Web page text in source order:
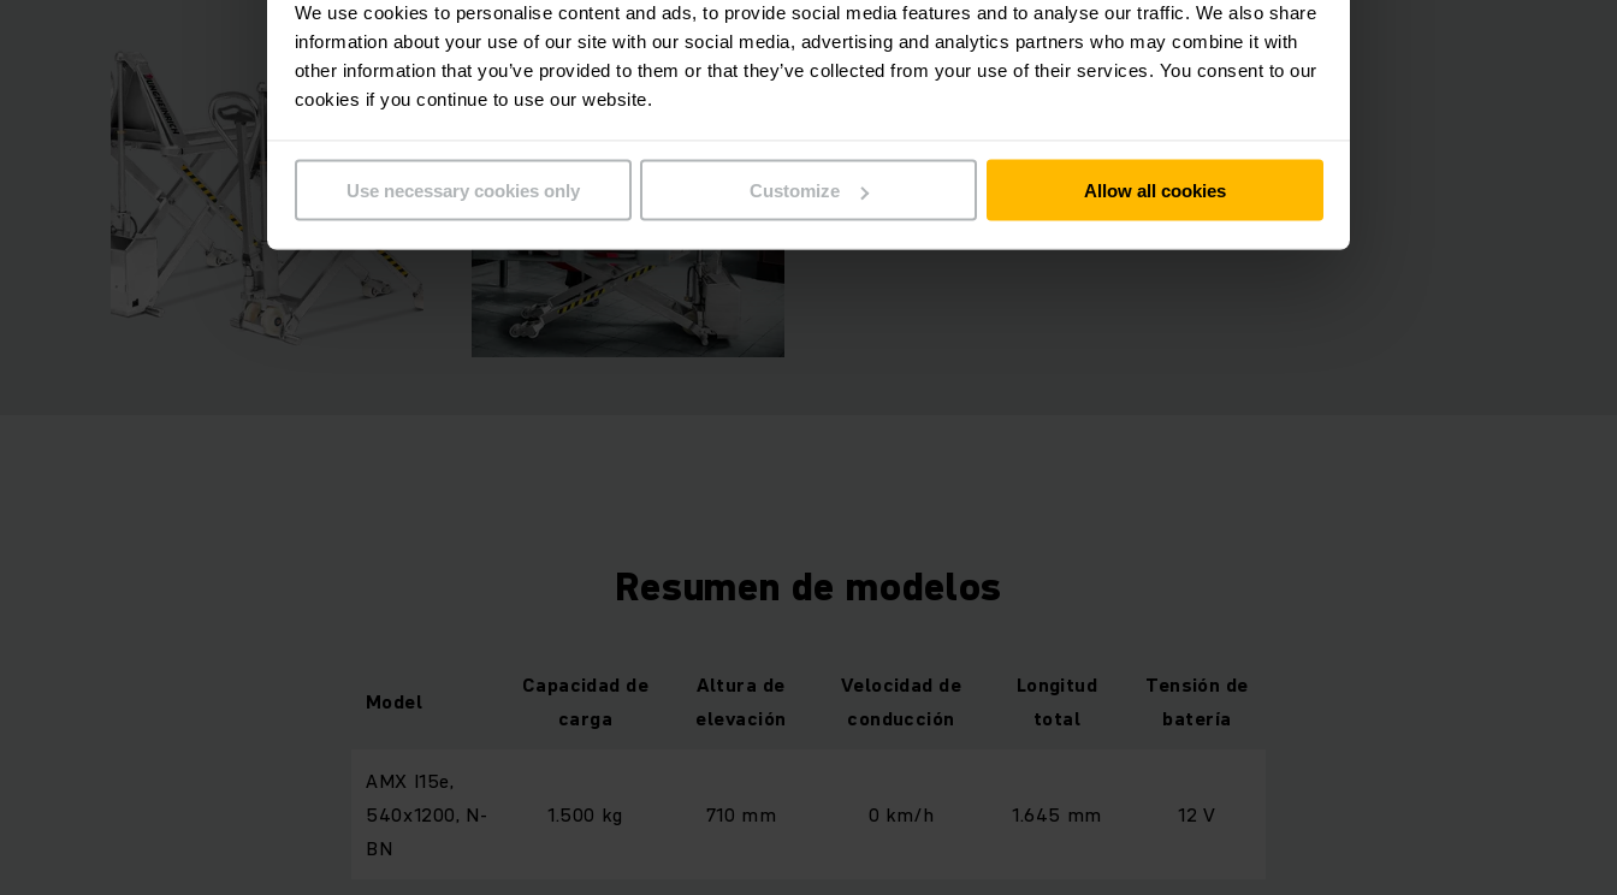
We use cookies to personalise content and ads, to provide social media features and to analyse our traffic. We also share
information about your use of our site with our social media, advertising and analytics partners who may combine it with
other information that you’ve provided to them or that they’ve collected from your use of their services. You consent to our
cookies if you continue to use our website.
Use necessary cookies only Customize Allow all cookies
Resumen de modelos
Model
Capacidad de
carga
Altura de
elevación
Velocidad de
conducción
Longitud
total
Tensión de
batería
AMX I15e,
540x1200, N-
BN
1.500 kg 710 mm 0 km/h 1.645 mm 12 V